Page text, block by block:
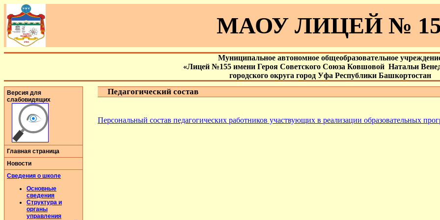
МАОУ ЛИЦЕЙ №
Муниципальное автономное общеобразовательное
«Лицей №155 имени Героя Советского Союза Ковшовой Натальи
городского округа город Уфа Республики Башкортостан
Версия для
слабовидящих
Главная страница
Новости
Сведения о школе
Основные
сведения
Структура и
органы
управления
Педагогический состав
Персональный состав педагогических работников участвующих в реализации образовательных